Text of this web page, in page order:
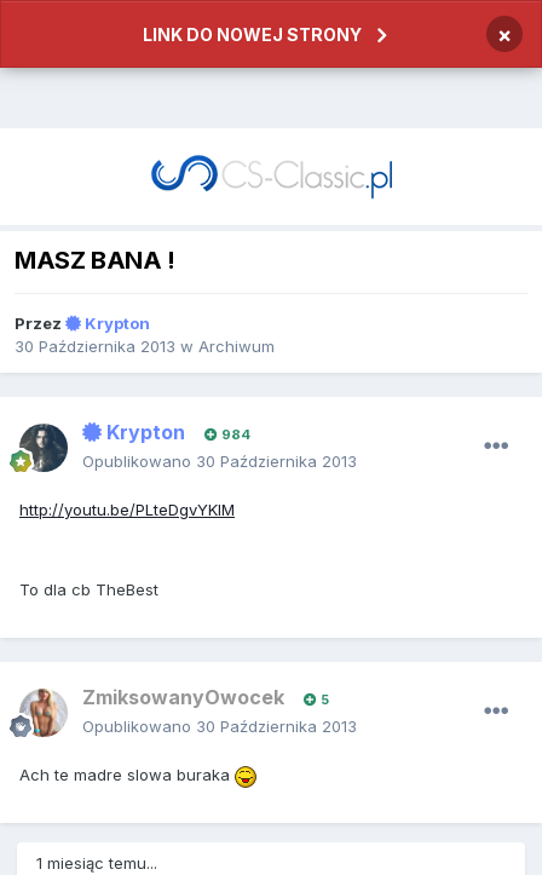
LINK DO NOWEJ STRONY ×
MASZ BANA !
Przez
Krypton
30 Października 2013 w Archiwum
Krypton 984
Opublikowano 30 Października 2013
http://youtu.be/PLteDgvYKIM
To dla cb TheBest
ZmiksowanyOwocek 5
Opublikowano 30 Października 2013
Ach te madre slowa buraka
1 miesiąc temu...